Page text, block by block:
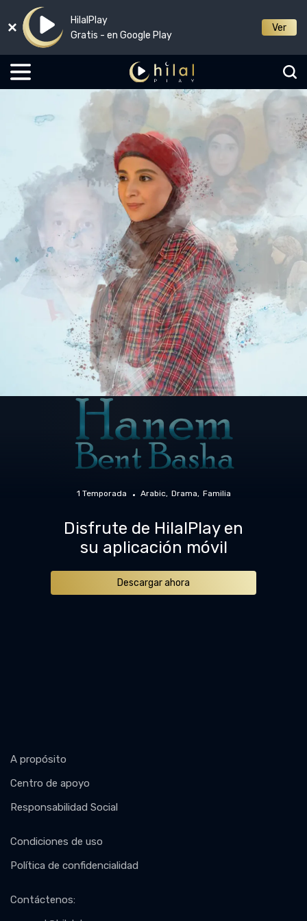
HilalPlay
Gratis - en Google Play
Ver
1 Temporada Arabic Drama Familia
Disfrute de HilalPlay en
su aplicación móvil
Descargar ahora
A propósito
Centro de apoyo
Responsabilidad Social
Condiciones de uso
Política de confidencialidad
Contáctenos: